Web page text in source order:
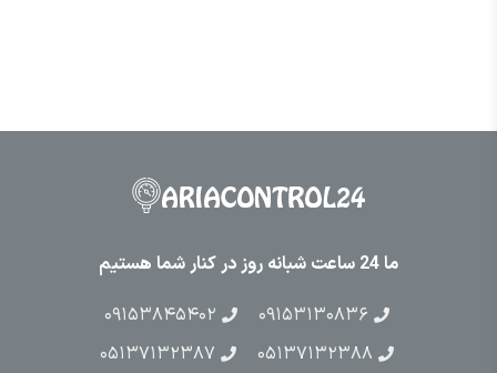
ما 24 ساعت شبانه روز در کنار شما هستیم
۰۹۱۵۳۱۳۰۸۳۶
۰۹۱۵۳۸۴۵۴۰۲
۰۵۱۳۷۱۳۲۳۸۸
۰۵۱۳۷۱۳۲۳۸۷